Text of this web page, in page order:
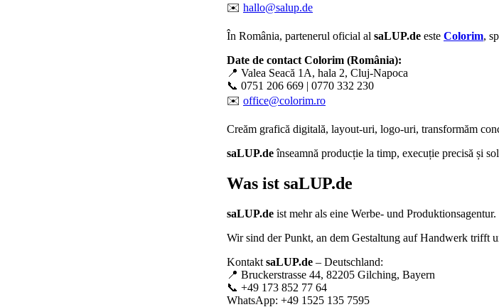
✉️ hallo@salup.de
În România, partenerul oficial al saLUP.de este Colorim,
Date de contact Colorim (România):
📍 Valea Seacă 1A, hala 2, Cluj-Napoca
📞 0751 206 669 | 0770 332 230
✉️ office@colorim.ro
Creăm grafică digitală, layout-uri, logo-uri, transformăm
saLUP.deînseamnă producție la timp, execuție precisă și
Was ist saLUP.de
saLUP.de ist mehr als eine Werbe- und Produktionsagentur.
Wir sind der Punkt, an dem Gestaltung auf Handwerk trifft
Kontakt saLUP.de – Deutschland:
📍 Bruckerstrasse 44, 82205 Gilching, Bayern
📞 +49 173 852 77 64
WhatsApp: +49 1525 135 7595